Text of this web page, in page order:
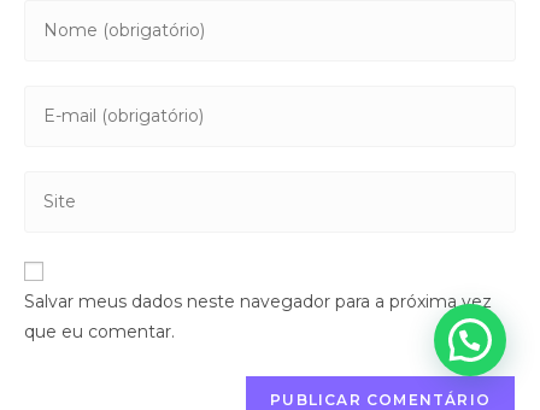
Salvar meus dados neste navegador para a próxima vez
que eu comentar.